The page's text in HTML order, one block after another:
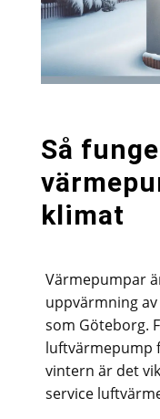
Så
klimat
Värmepumpar
uppvärmning
som Göteborg.
luftvärmepump
vintern är det
service